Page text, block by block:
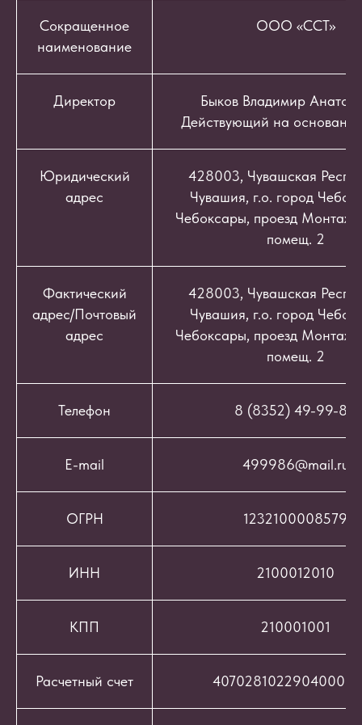
Сокращенное
наименование
ООО «ССТ»
Директор
Быков Владимир
Действующий на
Юридический
адрес
428003, Чувашская
Чувашия, г.о. город
Чебоксары, проезд
помещ. 2
Фактический
адрес/Почтовый
адрес
428003, Чувашская
Чувашия, г.о. город
Чебоксары, проезд
помещ. 2
Телефон 8 (8352) 49-99-86
E-mail 499986@mail.ru
ОГРН 1232100008579
ИНН 2100012010
КПП 210001001
Расчетный счет